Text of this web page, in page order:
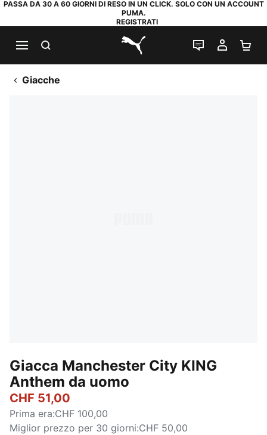
PASSA DA 30 A 60 GIORNI DI RESO IN UN CLICK. SOLO CON UN ACCOUNT
PUMA.
REGISTRATI
PUMA.com
CHAT IL MIO
Giacche
Giacca Manchester City KING
Anthem da uomo
CHF 51,00
Prima era:CHF 100,00
Miglior prezzo per 30 giorni:CHF 50,00